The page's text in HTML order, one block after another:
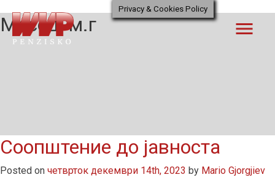
to
content
menu
Месец:м.г
Соопштение до јавноста
Posted on четврток декември 14th, 2023 by Mario Gjorgjiev
Privacy & Cookies Policy